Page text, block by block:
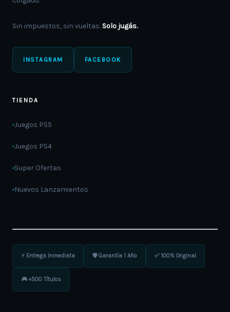
Sin impuestos, sin vueltas. Solo jugás.
INSTAGRAM FACEBOOK
TIENDA
Juegos PS5
Juegos PS4
Super Ofertas
Nuevos Lanzamientos
⚡ Entrega Inmediata 🛡️ Garantía 1 Año ✅ 100% Original
🎮 +500 Títulos